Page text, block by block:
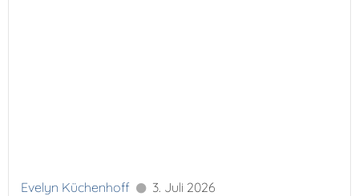
Evelyn Küchenhoff 3. Juli 2026